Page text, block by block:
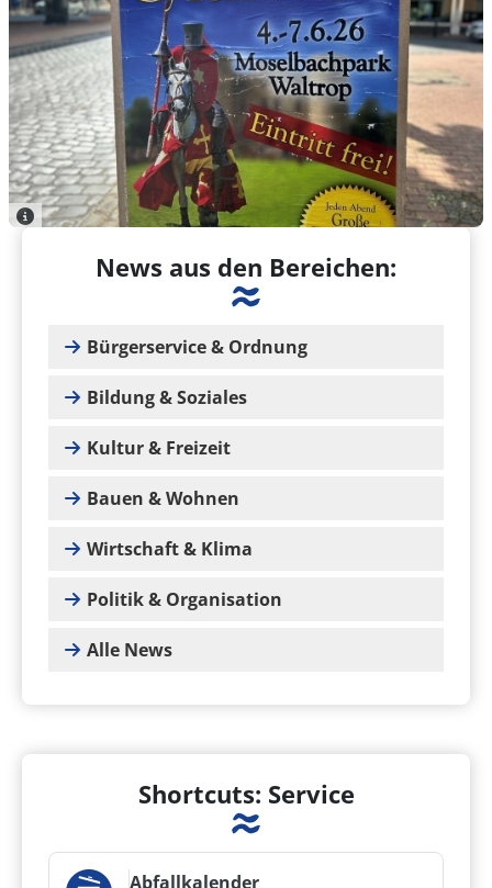
News aus den Bereichen:
Bürgerservice & Ordnung
Bildung & Soziales
Kultur & Freizeit
Bauen & Wohnen
Wirtschaft & Klima
Politik & Organisation
Alle News
Shortcuts: Service
Abfallkalender